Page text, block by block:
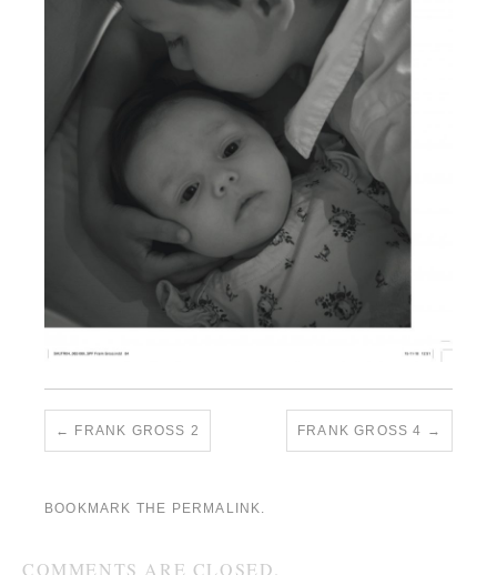
FRANK GROSS 2 FRANK GROSS 4
BOOKMARK THE PERMALINK
COMMENTS ARE CLOSED.